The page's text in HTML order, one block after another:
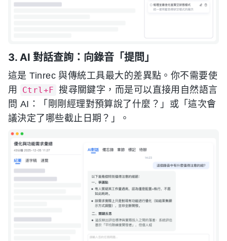
3. AI 對話查詢：向錄音「提問」
這是 Tinrec 與傳統工具最大的差異點。你不需要使
用
Ctrl+F 搜尋關鍵字，而是可以直接用自然語言
問 AI：「剛剛經理對預算說了什麼？」或「這次會
議決定了哪些截止日期？」。